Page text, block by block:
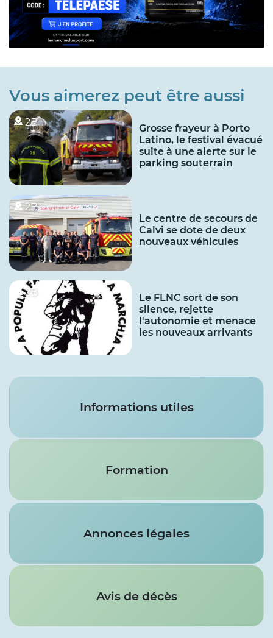
Vous aimerez peut être aussi
2B
Grosse frayeur à Porto
Latino, le festival évacué
suite à une alerte sur le
parking souterrain
2B
Le centre de secours de
Calvi se dote de deux
nouveaux véhicules
2B
Le FLNC sort de son
silence, rejette
l'autonomie et menace
les nouveaux arrivants
Services
Informations utiles
Formation
Annonces légales
Avis de décès